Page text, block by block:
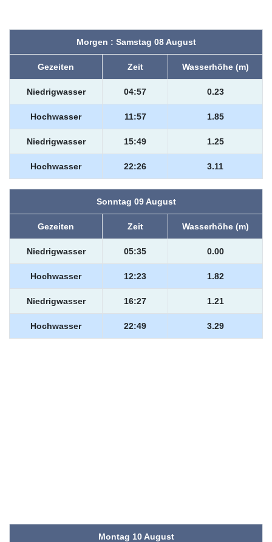
Morgen : Samstag 08 August
Gezeiten Zeit Wasserhöhe (m)
Niedrigwasser 04:57 0.23
Hochwasser 11:57 1.85
Niedrigwasser 15:49 1.25
Hochwasser 22:26 3.11
Sonntag 09 August
Gezeiten Zeit Wasserhöhe (m)
Niedrigwasser 05:35 0.00
Hochwasser 12:23 1.82
Niedrigwasser 16:27 1.21
Hochwasser 22:49 3.29
Montag 10 August